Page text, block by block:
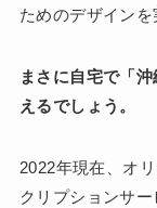
ためのデザインを
まさに自宅で「
えるでしょう。
2022年現在、オ
クリプションサ